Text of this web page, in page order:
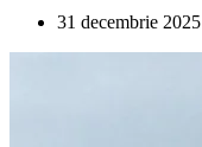
31 decembrie 2025